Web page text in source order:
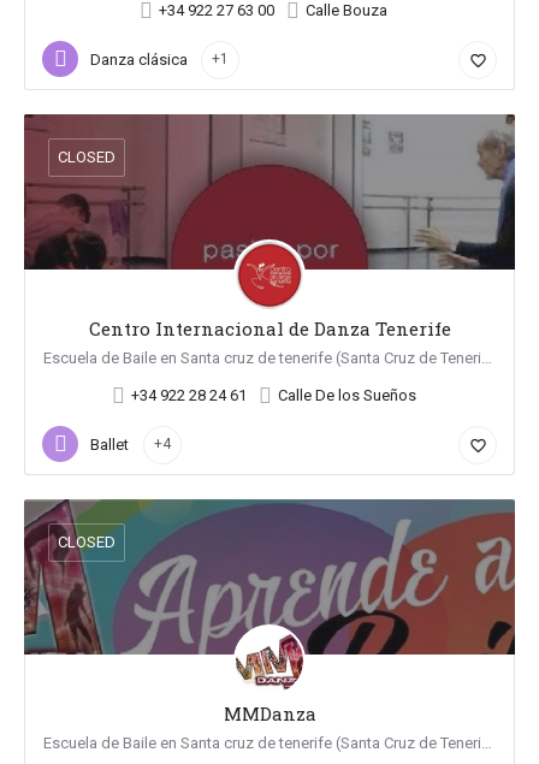
+34 922 27 63 00 Calle Bouza
Danza clásica +1 favorite_border
Centro Internacional de Danza Tenerife
Escuela de Baile en Santa cruz de tenerife (Santa Cruz de Tenerife)
+34 922 28 24 61 Calle De los Sueños
CLOSED
Ballet +4 favorite_border
MMDanza
Escuela de Baile en Santa cruz de tenerife (Santa Cruz de Tenerife)
CLOSED